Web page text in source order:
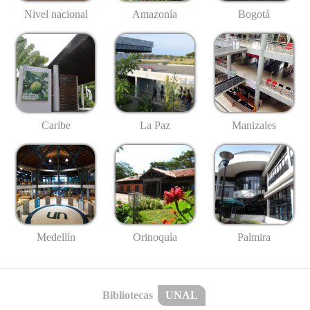
Nivel nacional Amazonía Bogotá
Caribe La Paz Manizales
Medellín Orinoquía Palmira
Bibliotecas UNAL